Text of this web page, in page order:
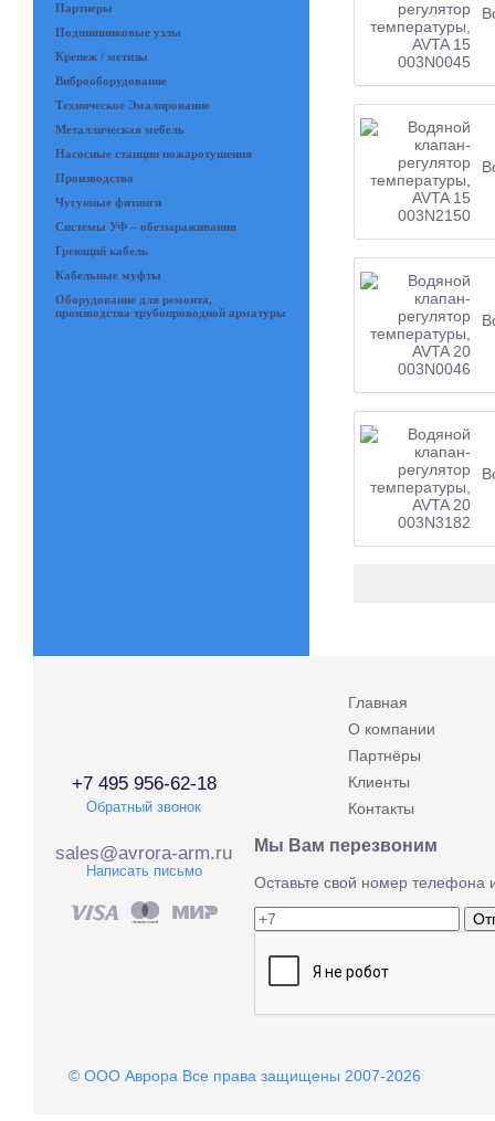
Партнеры
Подшипниковые узлы
Крепеж / метизы
Виброоборудование
Техническое Эмалирование
Металлическая мебель
Насосные станции пожаротушения
Производство
Чугунные фитинги
Системы УФ – обеззараживания
Греющий кабель
Кабельные муфты
Оборудование для ремонта,
производства трубопроводной арматуры
+7 495 956-62-18
Обратный звонок
sales@avrora-arm.ru
Написать письмо
Главная
О компании
Партнёры
Клиенты
Контакты
Мы Вам перезвоним
Оставьте свой номер
© OOO Аврора Все права защищены 2007-2026